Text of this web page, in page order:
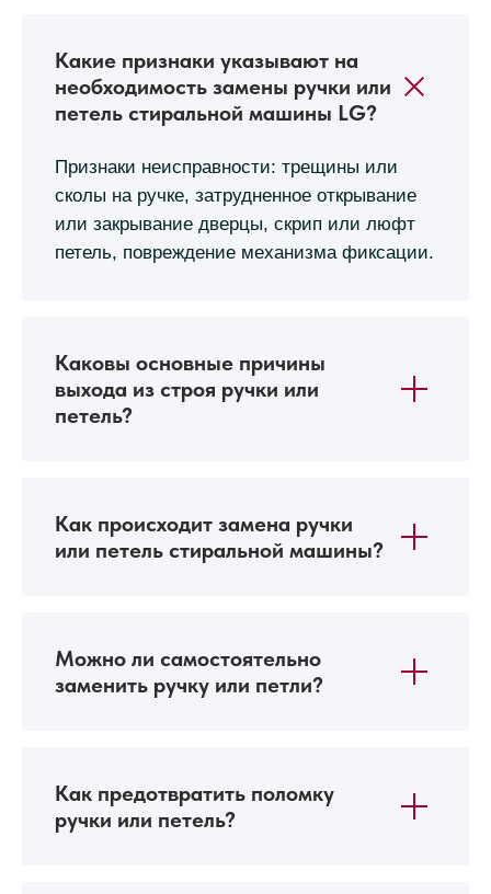
Какие признаки указывают на
необходимость замены ручки или
петель стиральной машины LG?
Признаки неисправности: трещины или
сколы на ручке, затрудненное открывание
или закрывание дверцы, скрип или люфт
петель, повреждение механизма фиксации.
Каковы основные причины
выхода из строя ручки или
петель?
Как происходит замена ручки
или петель стиральной машины?
Можно ли самостоятельно
заменить ручку или петли?
Как предотвратить поломку
ручки или петель?